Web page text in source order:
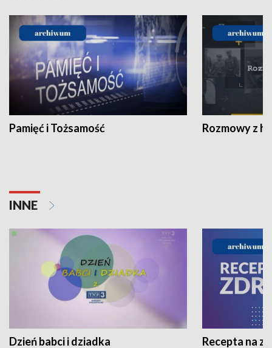
Pamięć i Tożsamość Rozmowy z
INNE
Dzień babci i dziadka Recepta na